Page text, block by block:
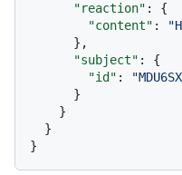
"reaction" :
{
"content" :
} ,
"subject" :
{
"id" :
}
}
}
}